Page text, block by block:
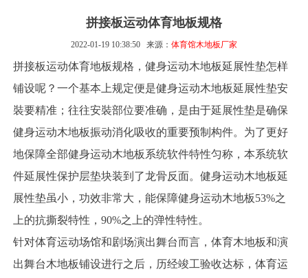
拼接板运动体育地板规格
2022-01-19 10:38:50 来源： 体育馆木地板厂家
拼接板运动体育地板规格，健身运动木地板延展性垫怎样
铺设呢？一个基本上规定便是健身运动木地板延展性垫安
裝要精准；往往安裝部位要准确，是由于延展性垫是确保
健身运动木地板振动消化吸收的重要预制构件。为了更好
地保障全部健身运动木地板系统软件特性匀称，本系统软
件延展性保护层垫块装到了龙骨反面。健身运动木地板延
展性垫虽小，功效非常大，能保障健身运动木地板53%之
上的抗撕裂特性，90%之上的弹性特性。
针对体育运动场馆和剧场演出舞台而言，体育木地板和演
出舞台木地板铺设进行之后，历经竣工验收达标，体育运